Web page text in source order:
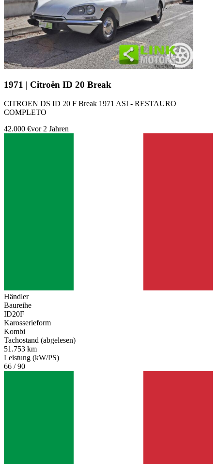
1971 | Citroën ID 20 Break
CITROEN DS ID 20 F Break 1971 ASI - RESTAURO
COMPLETO
42.000 €vor 2 Jahren
Händler
Baureihe
ID20F
Karosserieform
Kombi
Tachostand (abgelesen)
51.753 km
Leistung (kW/PS)
66 / 90